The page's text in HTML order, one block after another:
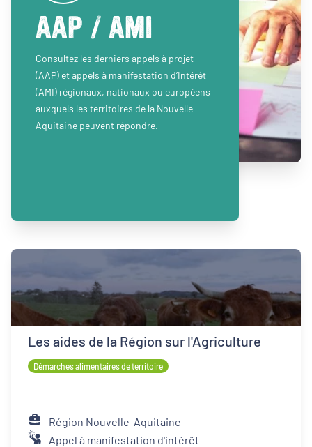
AAP / AMI
Consultez les derniers appels à projet
(AAP) et appels à manifestation d’Intérêt
(AMI) régionaux, nationaux ou européens
auxquels les territoires de la Nouvelle-
Aquitaine peuvent répondre.
Les aides de la Région sur l'Agriculture
Démarches alimentaires de territoire
Région Nouvelle-Aquitaine
Appel à manifestation d'intérêt